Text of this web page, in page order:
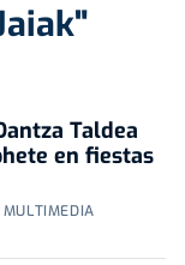
Taldea
en fiestas